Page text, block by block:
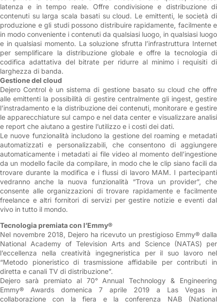
latenza e in tempo reale. Offre condivisione e distribuzione di
contenuti su larga scala basati su cloud. Le emittenti, le società di
produzione e gli studi possono distribuire rapidamente, facilmente e
in modo conveniente i contenuti da qualsiasi luogo, in qualsiasi luogo
e in qualsiasi momento. La soluzione sfrutta l’infrastruttura Internet
per semplificare la distribuzione globale e offre la tecnologia di
codifica adattativa del bitrate per ridurre al minimo i requisiti di
larghezza di banda.
Gestione del cloud
Dejero Control è un sistema di gestione basato su cloud che offre
alle emittenti la possibilità di gestire centralmente gli ingest, gestire
l’instradamento e la distribuzione dei contenuti, monitorare e gestire
le apparecchiature sul campo e nel data center e visualizzare analisi
e report che aiutano a gestire l’utilizzo e i costi dei dati.
Le nuove funzionalità includono la gestione del roaming e metadati
automatizzati e personalizzabili, che consentono di aggiungere
automaticamente i metadati ai file video al momento dell’ingestione
da un modello facile da compilare, in modo che le clip siano facili da
trovare durante la modifica e i flussi di lavoro MAM. I partecipanti
vedranno anche la nuova funzionalità “Trova un provider”, che
consente alle organizzazioni di trovare rapidamente e facilmente
freelance e altri fornitori di servizi per gestire notizie e eventi dal
vivo in tutto il mondo.
Tecnologia premiata con l’Emmy®
Nel novembre 2018, Dejero ha ricevuto un prestigioso Emmy® dalla
National Academy of Television Arts and Science (NATAS) per
l’eccellenza nella creatività ingegneristica per il suo lavoro nel
“Metodo pioneristico di trasmissione affidabile per contributi in
diretta e canali TV di distribuzione”.
Dejero sarà premiato al 70° Annual Technology & Engineering
Emmy® Awards domenica 7 aprile 2019 a Las Vegas in
collaborazione con la fiera e la conferenza NAB (National